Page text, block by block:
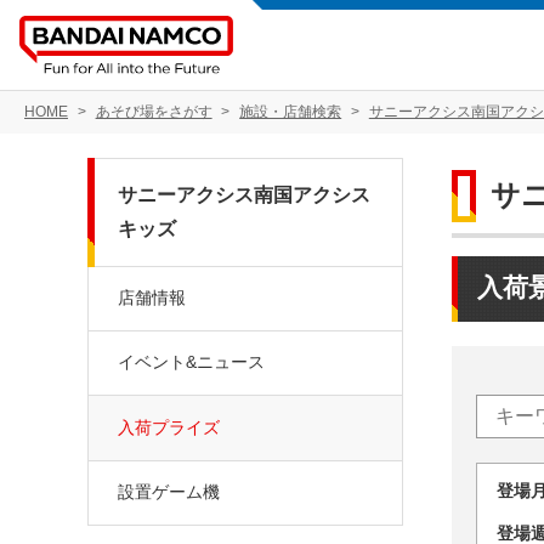
HOME あそび場をさがす 施設・店舗検索 サニーアクシス南国アク
サ
入荷
登
登
サニーアクシス南国アクシス
キッズ
店舗情報
イベント&ニュース
入荷プライズ
設置ゲーム機